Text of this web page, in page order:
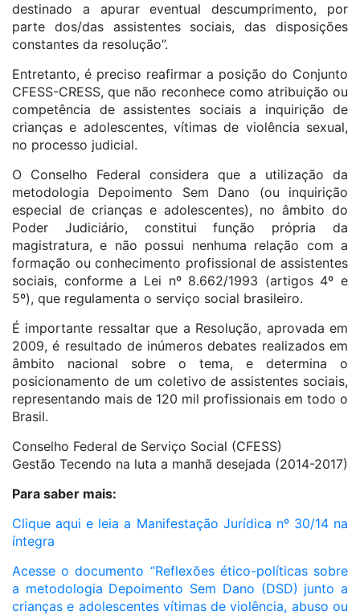
destinado a apurar eventual descumprimento, por
parte dos/das assistentes sociais, das disposições
constantes da resolução”.
Entretanto, é preciso reafirmar a posição do Conjunto
CFESS-CRESS, que não reconhece como atribuição ou
competência de assistentes sociais a inquirição de
crianças e adolescentes, vítimas de violência sexual,
no processo judicial.
O Conselho Federal considera que a utilização da
metodologia Depoimento Sem Dano (ou inquirição
especial de crianças e adolescentes), no âmbito do
Poder Judiciário, constitui função própria da
magistratura, e não possui nenhuma relação com a
formação ou conhecimento profissional de assistentes
sociais, conforme a Lei nº 8.662/1993 (artigos 4º e
5º), que regulamenta o serviço social brasileiro.
É importante ressaltar que a Resolução, aprovada em
2009, é resultado de inúmeros debates realizados em
âmbito nacional sobre o tema, e determina o
posicionamento de um coletivo de assistentes sociais,
representando mais de 120 mil profissionais em todo o
Brasil.
Conselho Federal de Serviço Social (CFESS)
Gestão Tecendo na luta a manhã desejada (2014-2017)
Para saber mais:
Clique aqui e leia a Manifestação Jurídica nº 30/14 na
íntegra
Acesse o documento “Reflexões ético-políticas sobre
a metodologia Depoimento Sem Dano (DSD) junto a
crianças e adolescentes vítimas de violência, abuso ou